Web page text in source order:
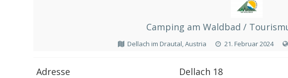
Camping am Waldbad /
Dellach im Drautal, Austria 21. Februar 2024
Adresse Dellach 18